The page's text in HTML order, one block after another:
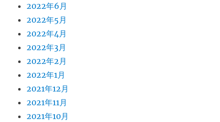
2022年6月
2022年5月
2022年4月
2022年3月
2022年2月
2022年1月
2021年12月
2021年11月
2021年10月